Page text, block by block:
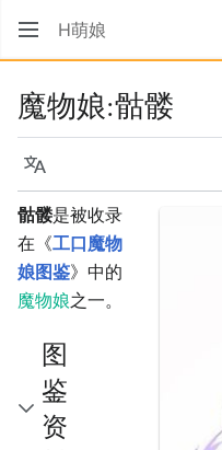
H萌娘
魔物娘:骷髅
语言
骷髅是被收录
在《工口魔物
娘图鉴》中的
魔物娘之一。
图
鉴
资